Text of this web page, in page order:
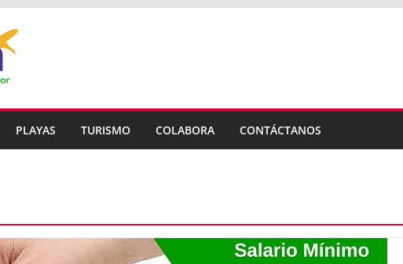
PLAYAS TURISMO COLABORA CONTÁCTANOS